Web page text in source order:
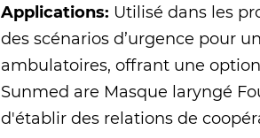
Applications: Utilisé dans les
des scénarios d’urgence pour
ambulatoires, offrant une
Sunmed are Masque laryngé
d'établir des relations de